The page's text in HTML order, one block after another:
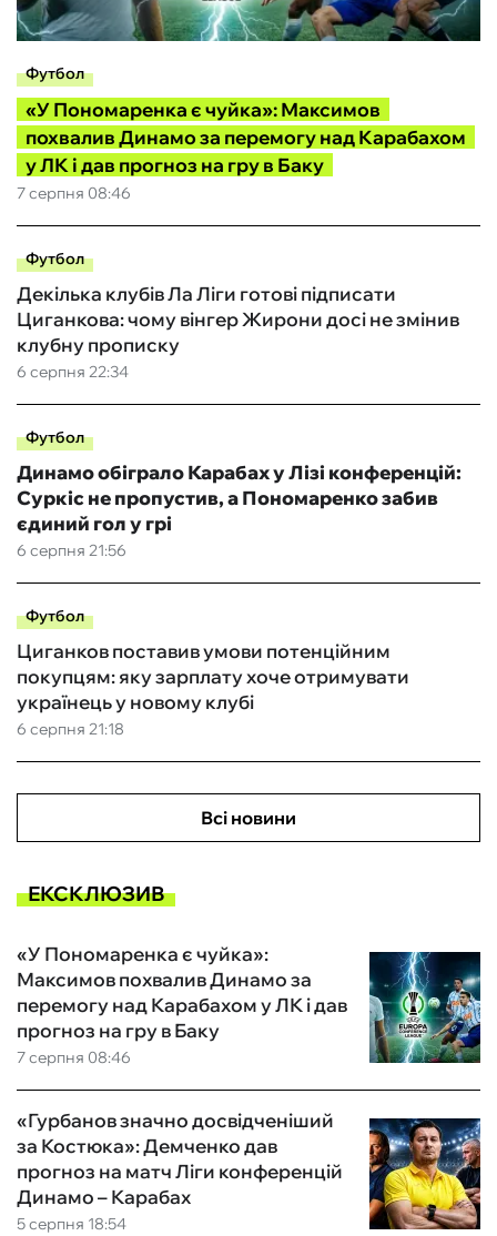
Футбол
7 серпня 08:46
«У Пономаренка є чуйка»: Максимов
похвалив Динамо за перемогу над Карабахом
у ЛК і дав прогноз на гру в Баку
Футбол
6 серпня 22:34
Декілька клубів Ла Ліги готові підписати
Циганкова: чому вінгер Жирони досі не змінив
клубну прописку
Футбол
6 серпня 21:56
Динамо обіграло Карабах у Лізі конференцій:
Суркіс не пропустив, а Пономаренко забив
єдиний гол у грі
Футбол
6 серпня 21:18
Циганков поставив умови потенційним
покупцям: яку зарплату хоче отримувати
українець у новому клубі
Всі новини
ЕКСКЛЮЗИВ
7 серпня 08:46
«У Пономаренка є чуйка»:
Максимов похвалив Динамо за
перемогу над Карабахом у ЛК і дав
прогноз на гру в Баку
5 серпня 18:54
«Гурбанов значно досвідченіший
за Костюка»: Демченко дав
прогноз на матч Ліги конференцій
Динамо – Карабах